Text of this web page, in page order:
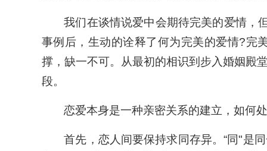
我们在谈情说爱中会期待完美的爱情，
事例后，生动的诠释了何为完美的爱情?完
撑，缺一不可。从最初的相识到步入婚姻殿
段。
恋爱本身是一种亲密关系的建立，如何
首先，恋人间要保持求同存异。“同"是